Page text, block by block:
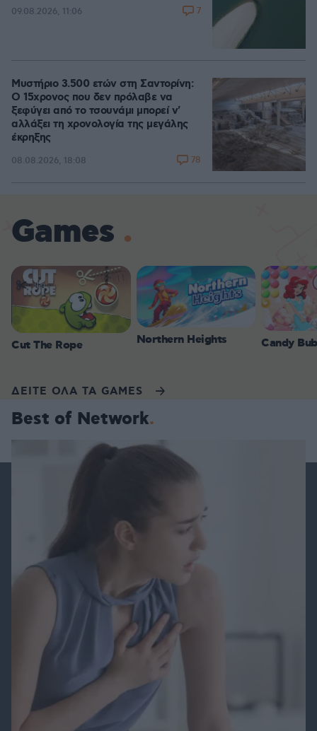
09.08.2026, 11:06 7
Μυστήριο 3.500 ετών στη Σαντορίνη:
Ο 15χρονος που δεν πρόλαβε να
ξεφύγει από το τσουνάμι μπορεί ν'
αλλάξει τη χρονολογία της μεγάλης
έκρηξης
08.08.2026, 18:08 78
Games
Cut The Rope Northern Heights Candy
ΔΕΙΤΕ ΟΛΑ ΤΑ GAMES
Best of Network